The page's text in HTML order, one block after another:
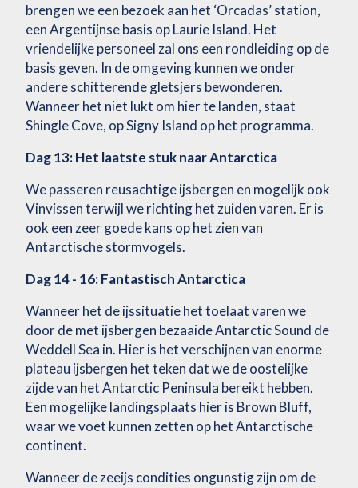
brengen we een bezoek aan het ‘Orcadas’ station,
een Argentijnse basis op Laurie Island. Het
vriendelijke personeel zal ons een rondleiding op de
basis geven. In de omgeving kunnen we onder
andere schitterende gletsjers bewonderen.
Wanneer het niet lukt om hier te landen, staat
Shingle Cove, op Signy Island op het programma.
Dag 13: Het laatste stuk naar Antarctica
We passeren reusachtige ijsbergen en mogelijk ook
Vinvissen terwijl we richting het zuiden varen. Er is
ook een zeer goede kans op het zien van
Antarctische stormvogels.
Dag 14 - 16: Fantastisch Antarctica
Wanneer het de ijssituatie het toelaat varen we
door de met ijsbergen bezaaide Antarctic Sound de
Weddell Sea in. Hier is het verschijnen van enorme
plateau ijsbergen het teken dat we de oostelijke
zijde van het Antarctic Peninsula bereikt hebben.
Een mogelijke landingsplaats hier is Brown Bluff,
waar we voet kunnen zetten op het Antarctische
continent.
Wanneer de zeeijs condities ongunstig zijn om de